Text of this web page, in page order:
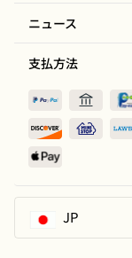
ニュース
支払方法
JP